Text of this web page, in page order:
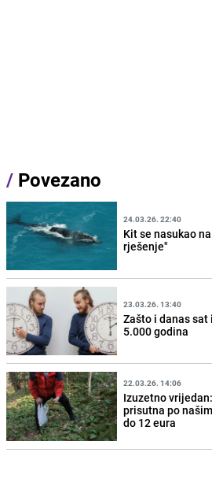
/ Povezano
24.03.26. 22:40
Kit se nasukao
rješenje"
23.03.26. 13:40
Zašto i danas
5.000 godina
22.03.26. 14:06
Izuzetno
prisutna po
do 12 eura